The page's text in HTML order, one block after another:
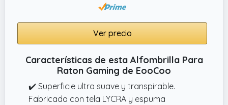
Ver precio
Características de esta Alfombrilla Para
Raton Gaming de EooCoo
✔️ Superficie ultra suave y transpirable.
Fabricada con tela LYCRA y espuma